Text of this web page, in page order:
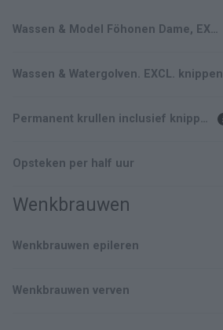
Wassen & Model Föhonen Dame, EXCL. knippen
Wassen & Watergolven. EXCL. knippen
Permanent krullen inclusief knippen kort Haar
Opsteken per half uur
Wenkbrauwen
Wenkbrauwen epileren
Wenkbrauwen verven